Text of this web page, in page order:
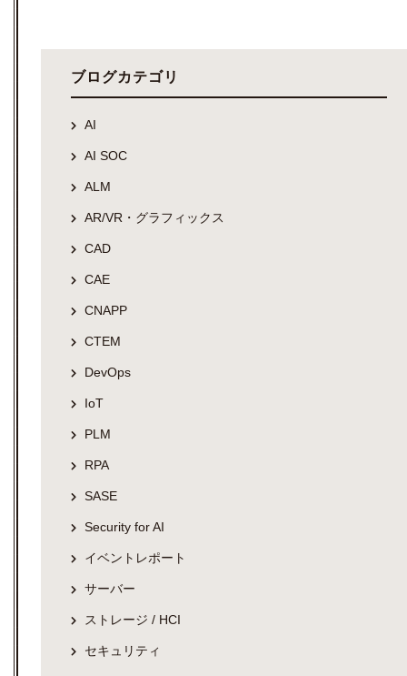
ブログカテゴリ
AI
AI SOC
ALM
AR/VR・グラフィックス
CAD
CAE
CNAPP
CTEM
DevOps
IoT
PLM
RPA
SASE
Security for AI
イベントレポート
サーバー
ストレージ / HCI
セキュリティ